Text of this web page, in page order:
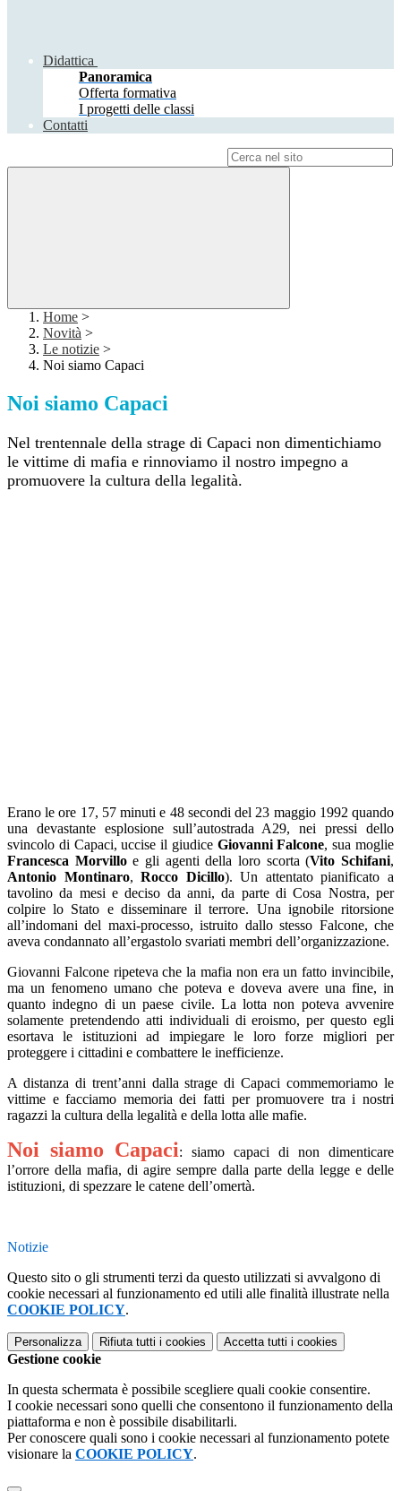
Didattica
Panoramica
Offerta formativa
I progetti delle classi
Contatti
Home >
Novità >
Le notizie >
Noi siamo Capaci
Noi siamo Capaci
Nel trentennale della strage di Capaci non dimentichiamo
le vittime di mafia e rinnoviamo il nostro impegno a
promuovere la cultura della legalità.
Erano le ore 17, 57 minuti e 48 secondi del 23 maggio 1992 quando
una devastante esplosione sull’autostrada A29, nei pressi dello
svincolo di Capaci, uccise il giudice Giovanni Falcone, sua moglie
Francesca Morvilloe gli agenti della loro scorta (Vito Schifani,
Antonio Montinaro,Rocco Dicillo). Un attentato pianificato a
tavolino da mesi e deciso da anni, da parte di Cosa Nostra, per
colpire lo Stato e disseminare il terrore. Una ignobile ritorsione
all’indomani del maxi-processo, istruito dallo stesso Falcone, che
aveva condannato all’ergastolo svariati membri dell’organizzazione.
Giovanni Falcone ripeteva che la mafia non era un fatto invincibile,
ma un fenomeno umano che poteva e doveva avere una fine, in
quanto indegno di un paese civile. La lotta non poteva avvenire
solamente pretendendo atti individuali di eroismo, per questo egli
esortava le istituzioni ad impiegare le loro forze migliori per
proteggere i cittadini e combattere le inefficienze.
A distanza di trent’anni dalla strage di Capaci commemoriamo le
vittime e facciamo memoria dei fatti per promuovere tra i nostri
ragazzi la cultura della legalità e della lotta alle mafie.
Noi siamo Capaci: siamo capaci di non dimenticare
l’orrore della mafia, di agire sempre dalla parte della legge e delle
istituzioni, di spezzare le catene dell’omertà.
Notizie
Questo sito o gli strumenti terzi da questo utilizzati si avvalgono di
cookie necessari al funzionamento ed utili alle finalità illustrate nella
COOKIE POLICY.
Personalizza Rifiuta tutti i cookies Accetta tutti i cookies
Gestione cookie
In questa schermata è possibile scegliere quali cookie consentire.
I cookie necessari sono quelli che consentono il funzionamento della
piattaforma e non è possibile disabilitarli.
Per conoscere quali sono i cookie necessari al funzionamento potete
visionare la COOKIE POLICY.